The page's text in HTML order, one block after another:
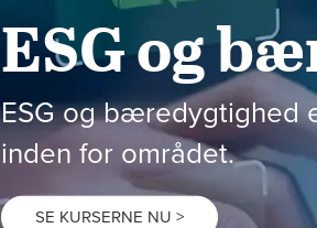
ESG og
ESG og bæredygtighed
inden for området.
SE KURSERNE NU >